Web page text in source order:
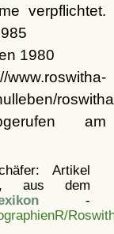
verpflichtet.
1980
am
Artikel
aus dem
-